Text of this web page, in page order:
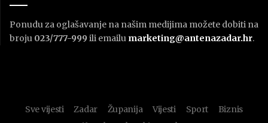
Ponudu za oglašavanje na našim medijima možete dobiti na
broju 023/777-999 ili emailu marketing@antenazadar.hr.
Sve vijesti Zadar Županija Vijesti Sport
Biznis